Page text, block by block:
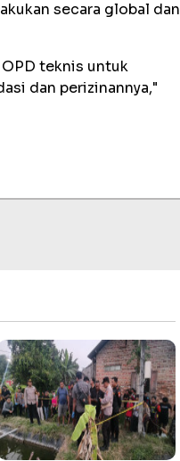
secara global dan
teknis untuk
dan perizinannya,"